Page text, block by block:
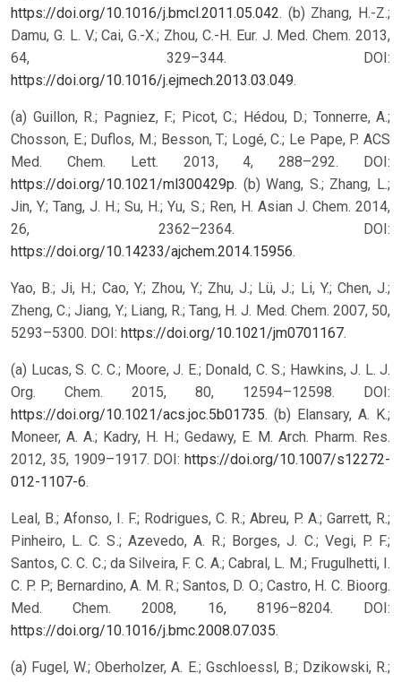
https://doi.org/10.1016/j.bmcl.2011.05.042. (b) Zhang, H.-Z.;
Damu, G. L. V.; Cai, G.-X.; Zhou, C.-H. Eur. J. Med. Chem. 2013,
64, 329–344. DOI:
https://doi.org/10.1016/j.ejmech.2013.03.049.
(a) Guillon, R.; Pagniez, F.; Picot, C.; Hédou, D.; Tonnerre, A.;
Chosson, E.; Duflos, M.; Besson, T.; Logé, C.; Le Pape, P. ACS
Med. Chem. Lett. 2013, 4, 288–292. DOI:
https://doi.org/10.1021/ml300429p. (b) Wang, S.; Zhang, L.;
Jin, Y.; Tang, J. H.; Su, H.; Yu, S.; Ren, H. Asian J. Chem. 2014,
26, 2362–2364. DOI:
https://doi.org/10.14233/ajchem.2014.15956.
Yao, B.; Ji, H.; Cao, Y.; Zhou, Y.; Zhu, J.; Lü, J.; Li, Y.; Chen, J.;
Zheng, C.; Jiang, Y.; Liang, R.; Tang, H. J. Med. Chem. 2007, 50,
5293–5300. DOI: https://doi.org/10.1021/jm0701167.
(a) Lucas, S. C. C.; Moore, J. E.; Donald, C. S.; Hawkins, J. L. J.
Org. Chem. 2015, 80, 12594–12598. DOI:
https://doi.org/10.1021/acs.joc.5b01735. (b) Elansary, A. K.;
Moneer, A. A.; Kadry, H. H.; Gedawy, E. M. Arch. Pharm. Res.
2012, 35, 1909–1917. DOI: https://doi.org/10.1007/s12272-
012-1107-6.
Leal, B.; Afonso, I. F.; Rodrigues, C. R.; Abreu, P. A.; Garrett, R.;
Pinheiro, L. C. S.; Azevedo, A. R.; Borges, J. C.; Vegi, P. F.;
Santos, C. C. C.; da Silveira, F. C. A.; Cabral, L. M.; Frugulhetti, I.
C. P. P.; Bernardino, A. M. R.; Santos, D. O.; Castro, H. C. Bioorg.
Med. Chem. 2008, 16, 8196–8204. DOI:
https://doi.org/10.1016/j.bmc.2008.07.035.
(a) Fugel, W.; Oberholzer, A. E.; Gschloessl, B.; Dzikowski, R.;